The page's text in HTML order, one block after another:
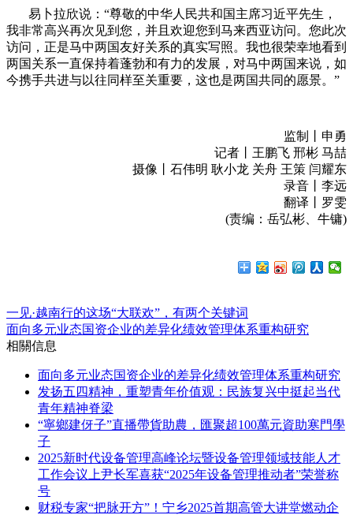
易卜拉欣说：“尊敬的中华人民共和国主席习近平先生，
我非常高兴再次见到您，并且欢迎您到马来西亚访问。您此次
访问，正是马中两国友好关系的真实写照。我也很荣幸地看到
两国关系一直保持着蓬勃和有力的发展，对马中两国来说，如
今携手共进与以往同样至关重要，这也是两国共同的愿景。”
监制丨申勇
记者丨王鹏飞 邢彬 马喆
摄像丨石伟明 耿小龙 关舟 王策 闫耀东
录音丨李远
翻译丨罗雯
(责编：岳弘彬、牛镛)
一见·越南行的这场“大联欢”，有两个关键词
面向多元业态国资企业的差异化绩效管理体系重构研究
相關信息
面向多元业态国资企业的差异化绩效管理体系重构研究
发扬五四精神，重塑青年价值观：民族复兴中挺起当代
青年精神脊梁
“寧鄉建伢子”直播帶貨助農，匯聚超100萬元資助寒門學
子
2025新时代设备管理高峰论坛暨设备管理领域技能人才
工作会议上尹长军喜获“2025年设备管理推动者”荣誉称
号
财税专家“把脉开方”！宁乡2025首期高管大讲堂燃动企